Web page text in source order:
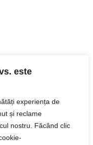
este
experiența de
și reclame
nostru. Făcând clic